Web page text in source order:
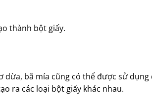
thành bột giấy.
dừa, bã mía cũng có thể được sử dụng
ra các loại bột giấy khác nhau.